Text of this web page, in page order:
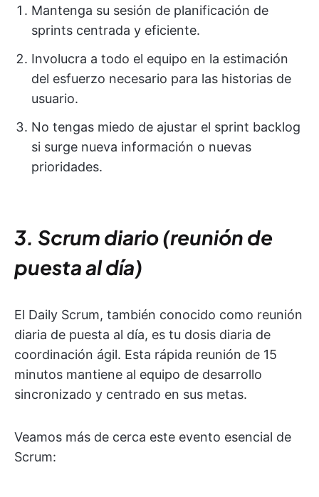
Mantenga su sesión de planificación de
sprints centrada y eficiente.
Involucra a todo el equipo en la estimación
del esfuerzo necesario para las historias de
usuario.
No tengas miedo de ajustar el sprint backlog
si surge nueva información o nuevas
prioridades.
3. Scrum diario (reunión de
puesta al día)
El Daily Scrum, también conocido como reunión
diaria de puesta al día, es tu dosis diaria de
coordinación ágil. Esta rápida reunión de 15
minutos mantiene al equipo de desarrollo
sincronizado y centrado en sus metas.
Veamos más de cerca este evento esencial de
Scrum: